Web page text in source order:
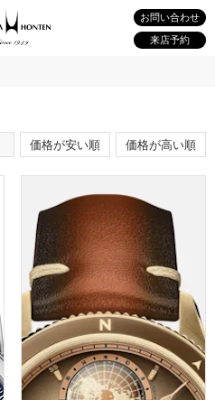
お問い合わせ
来店予約
価格が安い順 価格が高い順